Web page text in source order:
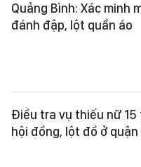
Quảng Bình: Xác minh
đánh đập, lột quần áo
Điều tra vụ thiếu nữ 15
hội đồng, lột đồ ở quận